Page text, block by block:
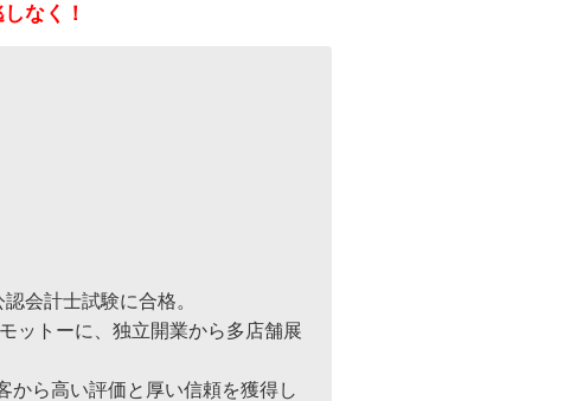
なく！
会計士試験に合格。
ットーに、独立開業から多店舗展
から高い評価と厚い信頼を獲得し